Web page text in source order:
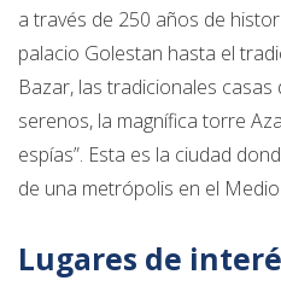
a través de 250 años de
palacio Golestan hasta el
Bazar, las tradicionales
serenos, la magnífica torre
espías”. Esta es la ciudad
de una metrópolis en el
Lugares de